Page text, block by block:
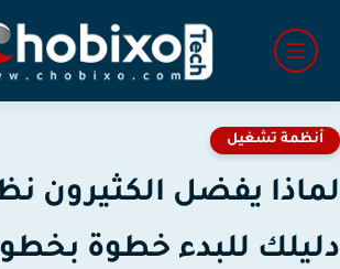
تشغيل
للبدء خطوة بخطوة